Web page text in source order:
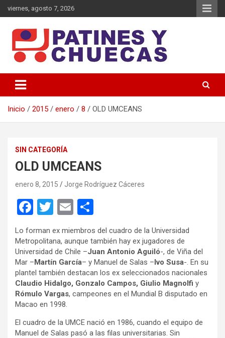
Saltar
al
viernes, agosto 7, 2026
Patines y Chuecas
Inicio 2015 enero 8 OLD UMCEANS
SIN CATEGORÍA
OLD UMCEANS
enero 8, 2015 Jorge Rodríguez Cáceres
F
ce
b
o
o
k
T
wi
tt
er
E
m
ail
o
m
p
ar
tir
Lo forman ex miembros del cuadro de la Universidad
Metropolitana, aunque también hay ex jugadores de
Universidad de Chile –Juan Antonio Aguiló-, de Viña del
Mar –Martín García– y Manuel de Salas –Ivo Susa-. En su
plantel también destacan los ex seleccionados nacionales
Claudio Hidalgo, Gonzalo Campos, Giulio Magnolfi y
Rómulo Vargas, campeones en el Mundial B disputado en
Macao en 1998.
El cuadro de la UMCE nació en 1986, cuando el equipo de
Manuel de Salas pasó a las filas universitarias. Sin